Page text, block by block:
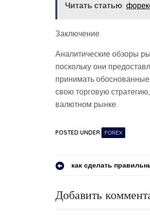
Читать статью
Заключение
Аналитические обзоры
поскольку они
принимать
свою торговую
валютном рынке.
POSTED UNDER FOREX
Навигация
по
записям
как сделать
Добавить